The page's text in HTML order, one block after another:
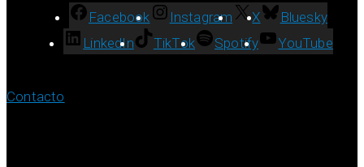
Facebook Instagram X
Bluesky
LinkedIn
TikTok Spotify YouTube
Contacto